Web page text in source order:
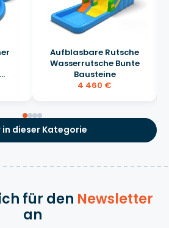
Aufblasbare Rutsche
Wasserrutsche Bunte
Bausteine
4 460 €
in dieser Kategorie
für den Newsletter
an